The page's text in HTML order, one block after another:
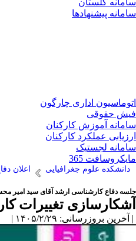
سامانه گلستان
سامانه پیشنهادها
اتوماسیون اداری چارگون
فیش حقوقی
سامانه آموزش کارکنان
ارزیابی عملکرد کارکنان
سامانه لجستیک
مایکروسافت 365
دانشکده علوم جغرافیایی اعلان
جلسه دفاع کارشناسی ارشد آقای سید امیر
آشکارسازی تغییرات
| آخرین بروزرسانی: ۱۴۰۵/۲/۲۹ |